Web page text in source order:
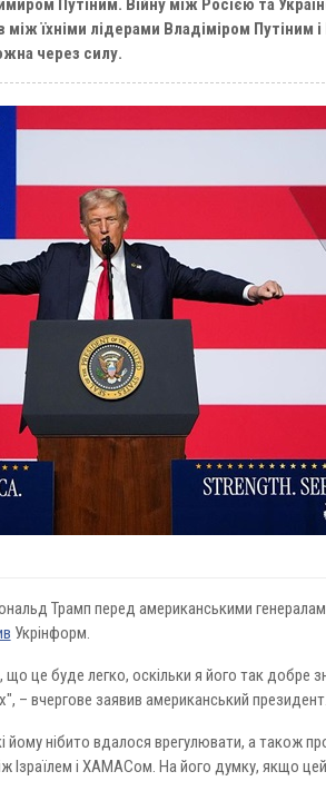
Путіним. Війну між Росією та
їхніми лідерами Владіміром Путіним
через силу.
Трамп перед американськими генералами
Укрінформ.
це буде легко, оскільки я його так добре
– вчергове заявив американський президент.
йому нібито вдалося врегулювати, а також
Ізраїлем і ХАМАСом. На його думку, якщо